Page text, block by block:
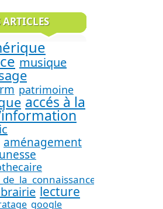
ARTICLES
musique
patrimoine
accés à la
aménagement
lecture
google